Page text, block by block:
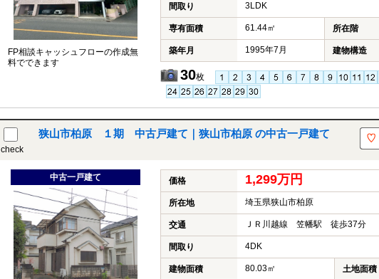
FP相談キャッシュフローの作成無
料でできます
間取り 3LDK
専有面積 61.44㎡ 所在階
築年月 1995年7月 建物構造
30枚
check
狭山市柏原 １期 中古戸建て｜狭山市柏原 の中古一戸建て
中古一戸建て 価格 1,299万円
所在地 埼玉県狭山市柏原
交通 ＪＲ川越線 笠幡駅 徒歩37分
間取り 4DK
建物面積 80.03㎡ 土地面積